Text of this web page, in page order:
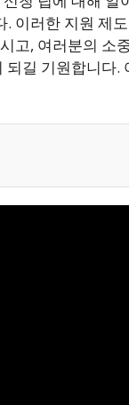
이러한 지원 제
고, 여러분의 소
되길 기원합니다.